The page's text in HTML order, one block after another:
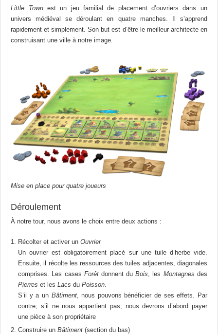
Little Townest un jeu familial de placement d’ouvriers dans un
univers médiéval se déroulant en quatre manches. Il s’apprend
rapidement et simplement. Son but est d’être le meilleur architecte en
construisant une ville à notre image.
Mise en place pour quatre joueurs
Déroulement
À notre tour, nous avons le choix entre deux actions :
Récolter et activer unOuvrier
Un ouvrier est obligatoirement placé sur une tuile d’herbe vide.
Ensuite, il récolte les ressources des tuiles adjacentes, diagonales
comprises. Les cases Forêtdonnent duBois , les Montagnes des
Pierres et lesLacs duPoisson
S’il y a un Bâtiment, nous pouvons bénéficier de ses effets. Par
contre, s’il ne nous appartient pas, nous devrons d’abord payer
une pièce à son propriétaire
Construire unBâtiment (section du bas)